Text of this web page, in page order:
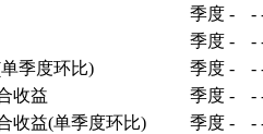
季度 - -
季度 - -
季度环比)
季度 - -
收益
季度 - -
收益(单季度环比)
季度 - -